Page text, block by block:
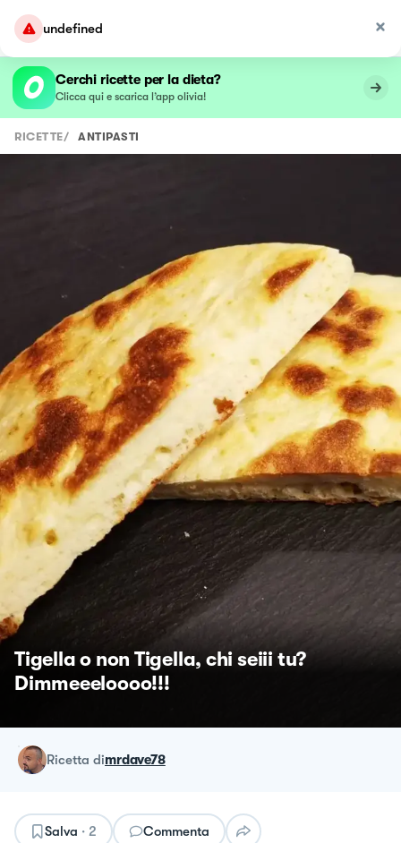
undefined
Cerchi ricette per la dieta?
Clicca qui e scarica l’app olivia!
RICETTE/ ANTIPASTI
Tigella o non Tigella, chi seiii tu?
Dimmeeeloooo!!!
ricetta dimrdave78
Salva · 2 Commenta